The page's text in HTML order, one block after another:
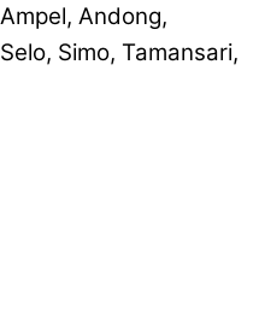
Andong,
Simo, Tamansari,